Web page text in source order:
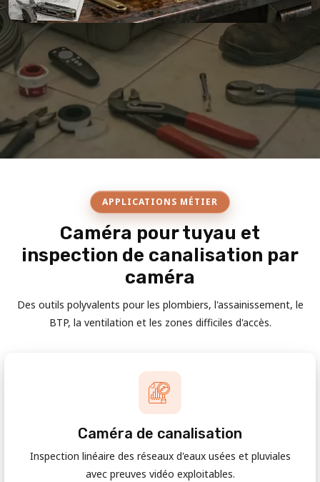
APPLICATIONS MÉTIER
Caméra pour tuyau et
inspection de canalisation par
caméra
Des outils polyvalents pour les plombiers, l'assainissement, le
BTP, la ventilation et les zones difficiles d'accès.
Caméra de canalisation
Inspection linéaire des réseaux d'eaux usées et pluviales
avec preuves vidéo exploitables.